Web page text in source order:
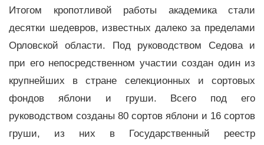
Итогом кропотливой работы академика стали
десятки шедевров, известных далеко за пределами
Орловской области. Под руководством Седова и
при его непосредственном участии создан один из
крупнейших в стране селекционных и сортовых
фондов яблони и груши. Всего под его
руководством созданы 80 сортов яблони и 16 сортов
груши, из них в Государственный реестр